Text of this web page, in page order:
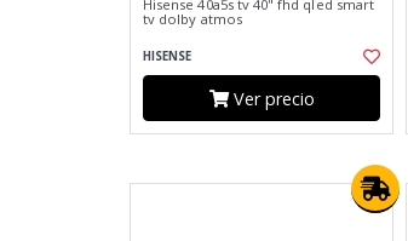
Hisense 40a5s tv 40" fhd qled smart
tv dolby atmos
HISENSE
Ver precio